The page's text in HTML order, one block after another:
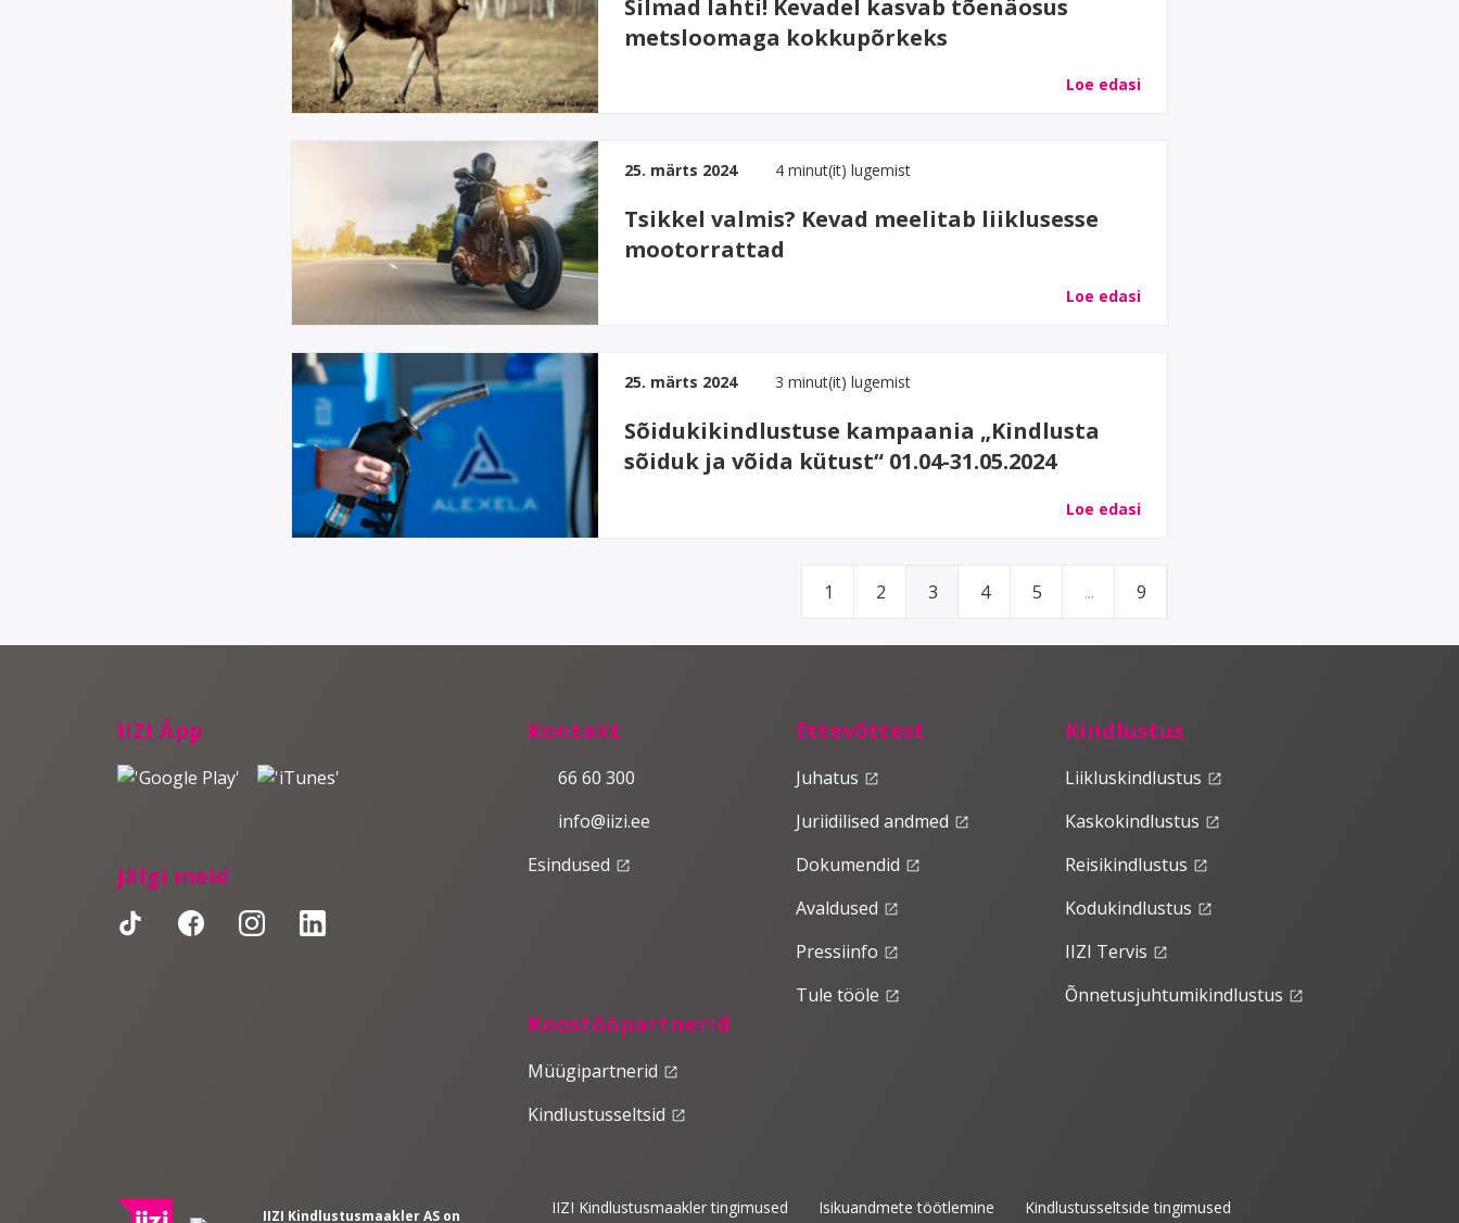
Silmad lahti! Kevadel kasvab tõenäosus
metsloomaga kokkupõrkeks
Loe edasi
25. märts 2024 4 minut(it) lugemist
Tsikkel valmis? Kevad meelitab liiklusesse
mootorrattad
Loe edasi
25. märts 2024 3 minut(it) lugemist
Sõidukikindlustuse kampaania „Kindlusta
sõiduk ja võida kütust“ 01.04-31.05.2024
Loe edasi
1 2 3 4 5 ... 9
IIZI Äpp
Jälgi meid
Kontakt
66 60 300
info@iizi.ee
Esindused launch
Ettevõttest
Juhatus launch
Juriidilised andmed launch
Dokumendid launch
Avaldused launch
Pressiinfo launch
Tule tööle launch
Kindlustus
Liikluskindlustus launch
Kaskokindlustus launch
Reisikindlustus launch
Kodukindlustus launch
IIZI Tervis launch
Õnnetusjuhtumikindlustus launch
Koostööpartnerid
Müügipartnerid launch
Kindlustusseltsid launch
IIZI Kindlustusmaakler AS on IIZI Kindlustusmaakler tingimused Isikuandmete töötlemine Kindlustusseltside tingimused